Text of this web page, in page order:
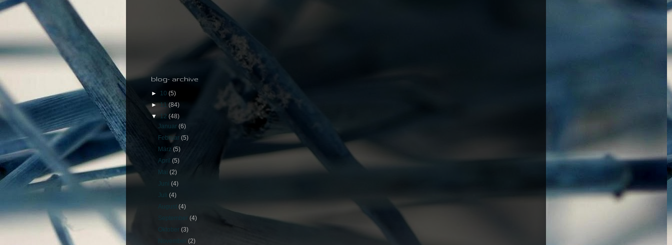
blog- archive
► 10 (5)
►11 (84)
▼ 12 (48)
Januar(6)
Februar(5)
März(5)
April(5)
Mai(2)
Juni(4)
Juli(4)
August(4)
September(4)
Oktober(3)
November(2)